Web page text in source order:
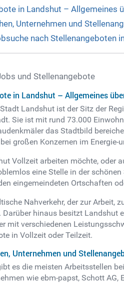
in Landshut – Allgemeines
Unternehmen und
nach Stellenangeboten
und Stellenangebote
in Landshut – Allgemeines
Landshut ist der Sitz der
Sie ist mit rund 73.000
das Stadtbild
großen Konzernen im Energie-
Vollzeit arbeiten möchte, oder
eine Stelle in der
eingemeindeten Ortschaften
Nahverkehr, der zur Arbeit,
Darüber hinaus besitzt Landshut
mit verschiedenen
in Vollzeit oder Teilzeit.
Unternehmen und
es die meisten Arbeitsstellen
wie ebm-papst, Schott